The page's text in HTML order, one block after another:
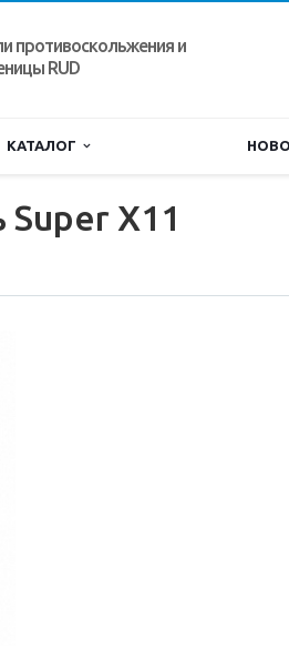
противоскольжения и
RUD
КАТАЛОГ
X11